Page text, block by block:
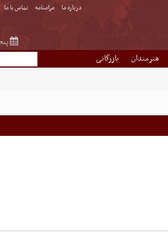
درباره ما مرامنامه تماس با ما
هنرمندان
بازرگانی